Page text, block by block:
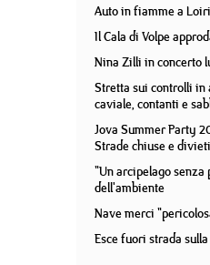
Auto in fiamme a
Il Cala di Volpe
Nina Zilli in concerto
Stretta sui controlli in
caviale, contanti e
Jova Summer Party
Strade chiuse e
"Un arcipelago
dell'ambiente
Nave merci
Esce fuori strada